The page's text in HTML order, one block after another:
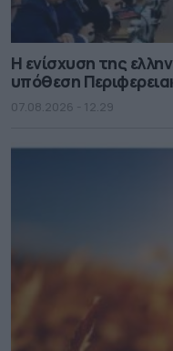
Η ενίσχυση της
υπόθεση
07.08.2026 - 12.29